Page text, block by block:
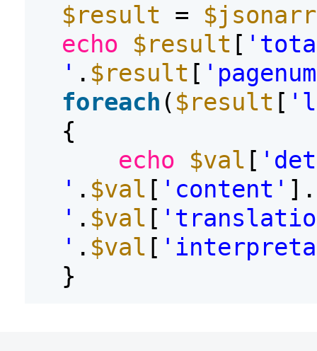
$result = $jsonarr
echo $result [
' . $result [
foreach ( $result [
{
echo $val [
' . $val [ 'content' ].
' . $val [
' . $val [
}